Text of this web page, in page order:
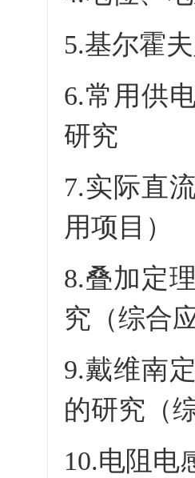
5.基尔霍
6.常用供
研究
7.实际直
用项目）
8.叠加定
究（综合
9.戴维南
的研究（
10.电阻电